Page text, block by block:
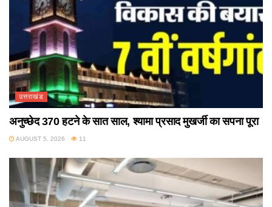
उत्तराखंड
अनुच्छेद 370 हटने के सात साल, श्यामा प्रसाद मुखर्जी का सपना पूरा
AUGUST 5, 2026 11